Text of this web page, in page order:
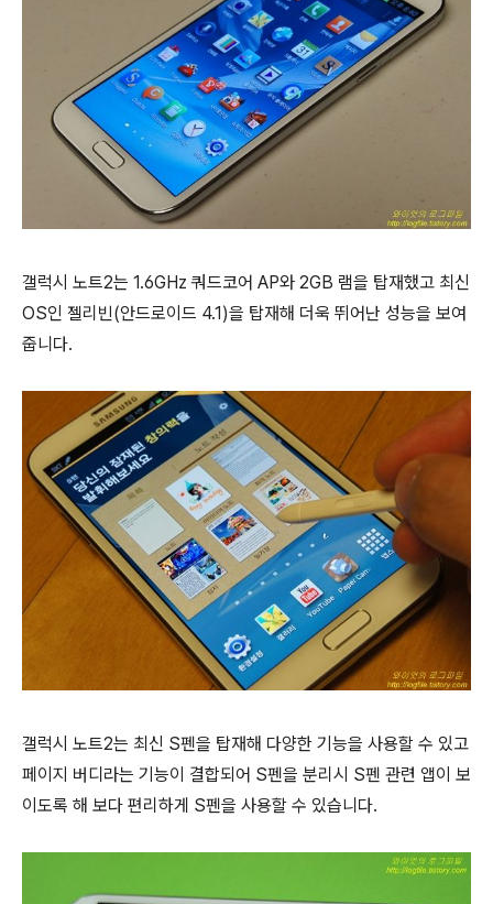
갤럭시 노트2는 1.6GHz 쿼드코어 AP와 2GB 램을 탑재했고 최신
OS인 젤리빈(안드로이드 4.1)을 탑재해 더욱 뛰어난 성능을 보여
줍니다.
갤럭시 노트2는 최신 S펜을 탑재해 다양한 기능을 사용할 수 있고
페이지 버디라는 기능이 결합되어 S펜을 분리시 S펜 관련 앱이 보
이도록 해 보다 편리하게 S펜을 사용할 수 있습니다.